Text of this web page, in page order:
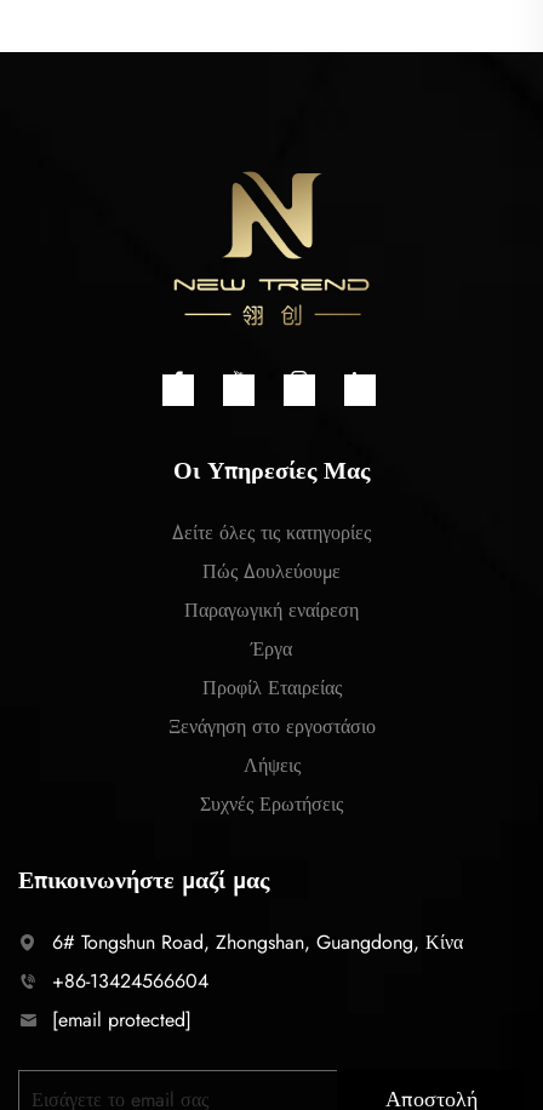
Οι Υπηρεσίες Μας
Δείτε όλες τις κατηγορίες
Πώς Δουλεύουμε
Παραγωγική εναίρεση
Έργα
Προφίλ Εταιρείας
Ξενάγηση στο εργοστάσιο
Λήψεις
Συχνές Ερωτήσεις
Επικοινωνήστε μαζί μας
6# Tongshun Road, Zhongshan, Guangdong, Κίνα
+86-13424566604
[email protected]
Αποστολή